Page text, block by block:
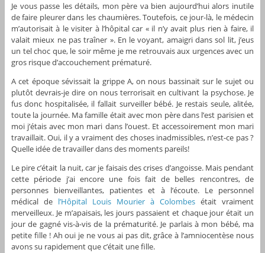
Je vous passe les détails, mon père va bien aujourd’hui alors inutile
de faire pleurer dans les chaumières. Toutefois, ce jour-là, le médecin
m’autorisait à le visiter à l’hôpital car « il n’y avait plus rien à faire, il
valait mieux ne pas traîner ». En le voyant, amaigri dans sol lit, j’eus
un tel choc que, le soir même je me retrouvais aux urgences avec un
gros risque d’accouchement prématuré.
A cet époque sévissait la grippe A, on nous bassinait sur le sujet ou
plutôt devrais-je dire on nous terrorisait en cultivant la psychose. Je
fus donc hospitalisée, il fallait surveiller bébé. Je restais seule, alitée,
toute la journée. Ma famille était avec mon père dans l’est parisien et
moi j’étais avec mon mari dans l’ouest. Et accessoirement mon mari
travaillait. Oui, il y a vraiment des choses inadmissibles, n’est-ce pas ?
Quelle idée de travailler dans des moments pareils!
Le pire c’était la nuit, car je faisais des crises d’angoisse. Mais pendant
cette période j’ai encore une fois fait de belles rencontres, de
personnes bienveillantes, patientes et à l’écoute. Le personnel
médical de l’Hôpital Louis Mourier à Colombes était vraiment
merveilleux. Je m’apaisais, les jours passaient et chaque jour était un
jour de gagné vis-à-vis de la prématurité. Je parlais à mon bébé, ma
petite fille ! Ah oui je ne vous ai pas dit, grâce à l’amniocentèse nous
avons su rapidement que c’était une fille.